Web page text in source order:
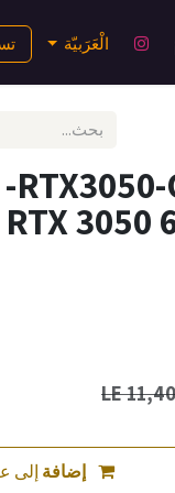
الْعَرَبيّة
3050
LE
إضافة إلى